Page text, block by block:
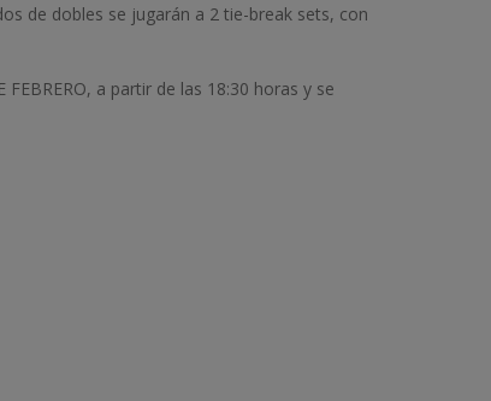
de dobles se jugarán a 2 tie-break sets, con
a partir de las 18:30 horas y se